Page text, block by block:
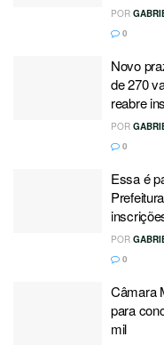
POR
0
Novo
de 270
reabre
POR
0
Essa é
POR
0
Câmara
para
mil